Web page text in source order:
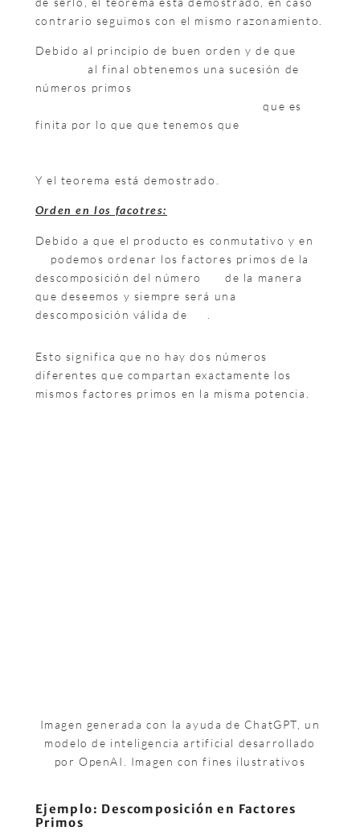
contrario seguimos con el mismo razonamiento.
Debido al principio de buen orden y de que
al final obtenemos una sucesión de
números primos
que es
finita por lo que que tenemos que
Y el teorema está demostrado.
Orden en los facotres:
Debido a que el producto es conmutativo y en
podemos ordenar los factores primos de la
descomposición del número
de la manera
que deseemos y siempre será una
descomposición válida de
Esto significa que no hay dos números
diferentes que compartan exactamente los
mismos factores primos en la misma potencia.
Imagen generada con la ayuda de ChatGPT, un
modelo de inteligencia artificial desarrollado
por OpenAI. Imagen con fines ilustrativos
Ejemplo: Descomposición en Factores
Primos